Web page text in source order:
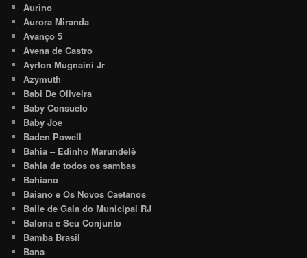
Aurino
Aurora Miranda
Avanço 5
Avena de Castro
Ayrton Mugnaini Jr
Azymuth
Babi De Oliveira
Baby Consuelo
Baby Joe
Baden Powell
Bahia – Edinho Marundelê
Bahia de todos os sambas
Bahiano
Baiano e Os Novos Caetanos
Baile de Gala do Municipal RJ
Balona e Seu Conjunto
Bamba Brasil
Bana